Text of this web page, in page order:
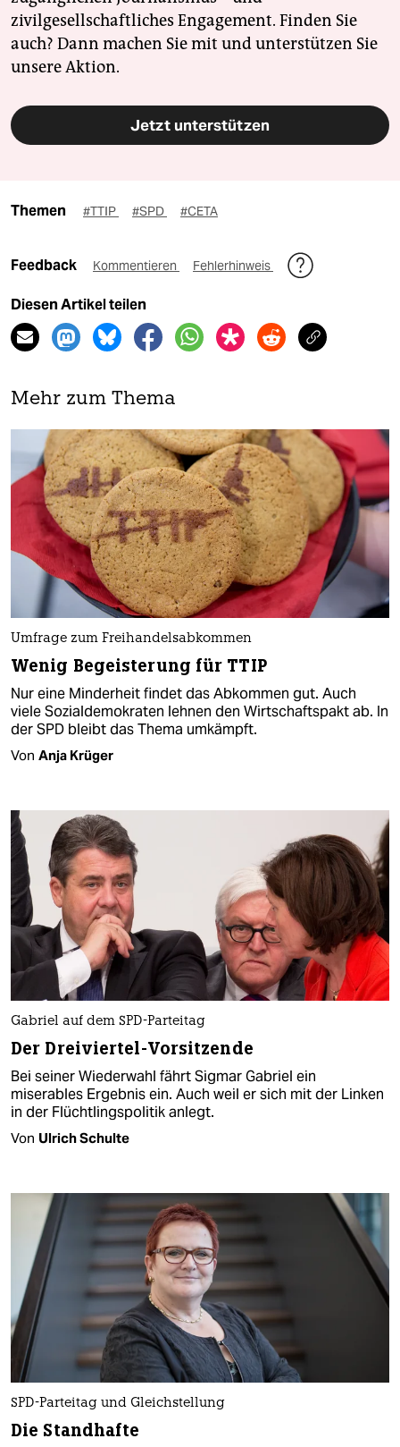
zivilgesellschaftliches Engagement. Finden Sie
auch? Dann machen Sie mit und unterstützen Sie
unsere Aktion.
Jetzt unterstützen
Themen #TTIP #SPD #CETA
Feedback Kommentieren Fehlerhinweis
Diesen Artikel teilen
Mehr zum Thema
Umfrage zum Freihandelsabkommen
Wenig Begeisterung für TTIP
Nur eine Minderheit findet das Abkommen gut. Auch
viele Sozialdemokraten lehnen den Wirtschaftspakt ab. In
der SPD bleibt das Thema umkämpft.
Von Anja Krüger
Gabriel auf dem SPD-Parteitag
Der Dreiviertel-Vorsitzende
Bei seiner Wiederwahl fährt Sigmar Gabriel ein
miserables Ergebnis ein. Auch weil er sich mit der Linken
in der Flüchtlingspolitik anlegt.
Von Ulrich Schulte
SPD-Parteitag und Gleichstellung
Die Standhafte